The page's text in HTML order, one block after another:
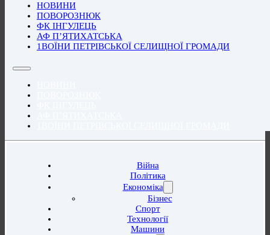
НОВИНИ
ПОВОРОЗНЮК
ФК ІНГУЛЕЦЬ
АФ П’ЯТИХАТСЬКА
1ВОЇНИ ПЕТРІВСЬКОЇ СЕЛИЩНОЇ ГРОМАДИ
Війна
Політика
Економіка
Бізнес
Спорт
Технології
Машини